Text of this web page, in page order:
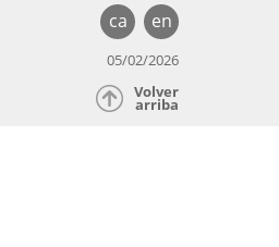
ca en
05/02/2026
Volver
arriba